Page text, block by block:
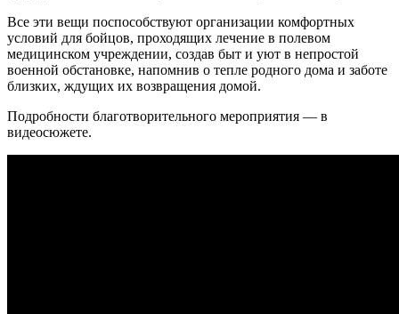
Все эти вещи поспособствуют организации комфортных
условий для бойцов, проходящих лечение в полевом
медицинском учреждении, создав быт и уют в непростой
военной обстановке, напомнив о тепле родного дома и заботе
близких, ждущих их возвращения домой.
Подробности благотворительного мероприятия — в
видеосюжете.